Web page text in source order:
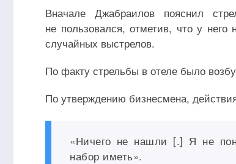
Вначале Джабраилов пояснил
не пользовался, отметив, что у
случайных выстрелов.
По факту стрельбы в отеле было
По утверждению бизнесмена,
«Ничего не нашли [.] Я не
набор иметь».